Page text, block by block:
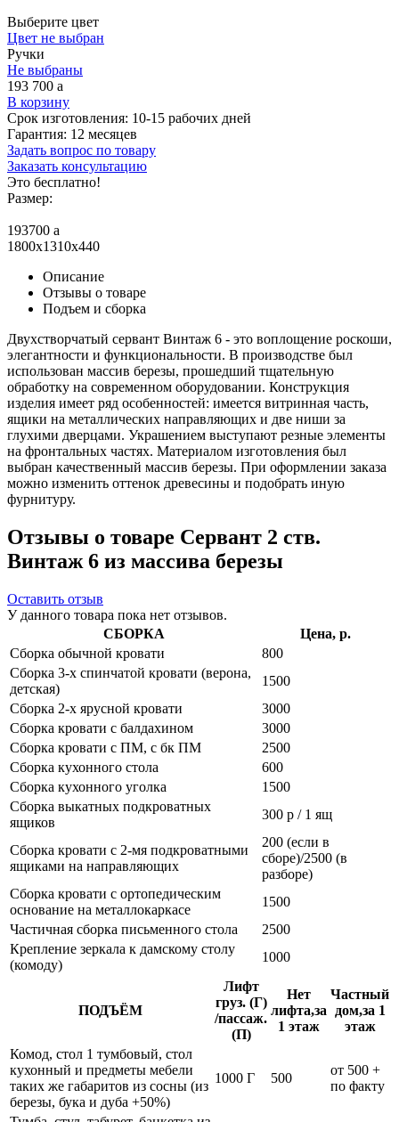
Выберите цвет
Цвет не выбран
Ручки
Не выбраны
193 700 a
В корзину
Срок изготовления: 10-15 рабочих дней
Гарантия: 12 месяцев
Задать вопрос по товару
Заказать консультацию
Это бесплатно!
Размер:
193700 a
1800x1310x440
Описание
Отзывы о товаре
Подъем и сборка
Двухстворчатый сервант Винтаж 6 - это воплощение роскоши,
элегантности и функциональности. В производстве был
использован массив березы, прошедший тщательную
обработку на современном оборудовании. Конструкция
изделия имеет ряд особенностей: имеется витринная часть,
ящики на металлических направляющих и две ниши за
глухими дверцами. Украшением выступают резные элементы
на фронтальных частях. Материалом изготовления был
выбран качественный массив березы. При оформлении заказа
можно изменить оттенок древесины и подобрать иную
фурнитуру.
Отзывы о товаре Сервант 2 ств.
Винтаж 6 из массива березы
Оставить отзыв
У данного товара пока нет отзывов.
СБОРКА
Цена, р.
Сборка обычной кровати
800
Сборка 3-х спинчатой кровати (верона,
детская)
1500
Сборка 2-х ярусной кровати
3000
Сборка кровати с балдахином
3000
Сборка кровати с ПМ, с бк ПМ
2500
Сборка кухонного стола
600
Сборка кухонного уголка
1500
Сборка выкатных подкроватных
ящиков
300 р / 1 ящ
Сборка кровати с 2-мя подкроватными
ящиками на направляющих
200 (если в
сборе)/2500 (в
разборе)
Сборка кровати с ортопедическим
основание на металлокаркасе
1500
Частичная сборка письменного стола
2500
Крепление зеркала к дамскому столу
(комоду)
1000
ПОДЪЁМ
Лифт
груз. (Г)
/пассаж.
(П)
Нет
лифта,за
1 этаж
Частный
дом,за 1
этаж
Комод, стол 1 тумбовый, стол
кухонный и предметы мебели
таких же габаритов из сосны (из
березы, бука и дуба +50%)
1000 Г 500
от 500 +
по факту